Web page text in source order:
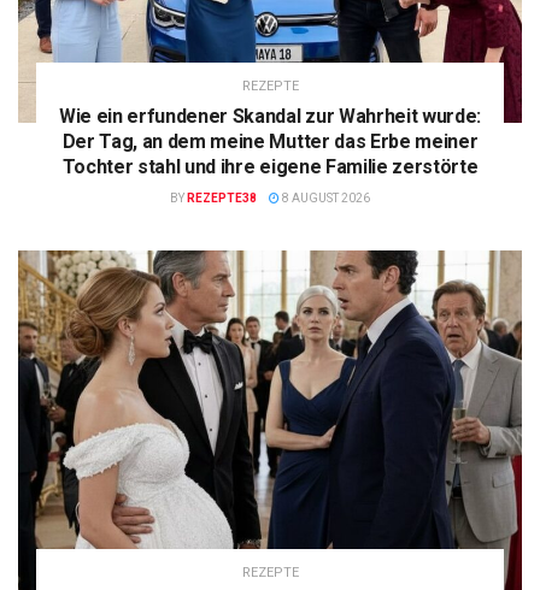
REZEPTE
Wie ein erfundener Skandal zur Wahrheit wurde:
Der Tag, an dem meine Mutter das Erbe meiner
Tochter stahl und ihre eigene Familie zerstörte
BY REZEPTE38 8 AUGUST 2026
REZEPTE